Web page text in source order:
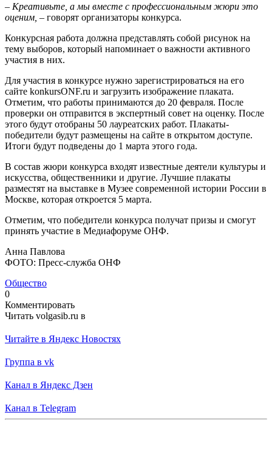
– Креативьте, а мы вместе с профессиональным жюри это
оценим, – говорят организаторы конкурса.
Конкурсная работа должна представлять собой рисунок на
тему выборов, который напоминает о важности активного
участия в них.
Для участия в конкурсе нужно зарегистрироваться на его
сайте konkursONF.ru и загрузить изображение плаката.
Отметим, что работы принимаются до 20 февраля. После
проверки он отправится в экспертный совет на оценку. После
этого будут отобраны 50 лауреатских работ. Плакаты-
победители будут размещены на сайте в открытом доступе.
Итоги будут подведены до 1 марта этого года.
В состав жюри конкурса входят известные деятели культуры и
искусства, общественники и другие. Лучшие плакаты
разместят на выставке в Музее современной истории России в
Москве, которая откроется 5 марта.
Отметим, что победители конкурса получат призы и смогут
принять участие в Медиафоруме ОНФ.
Анна Павлова
ФОТО: Пресс-служба ОНФ
Общество
0
Комментировать
Читать volgasib.ru в
Читайте в Яндекс Новостях
Группа в vk
Канал в Яндекс Дзен
Канал в Telegram